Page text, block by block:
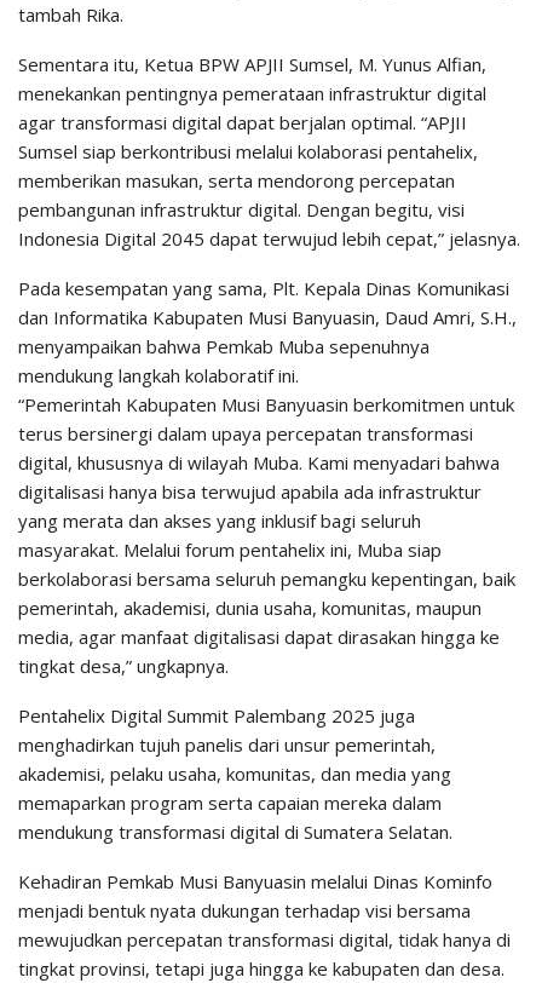
tambah Rika.
Sementara itu, Ketua BPW APJII Sumsel, M. Yunus Alfian,
menekankan pentingnya pemerataan infrastruktur digital
agar transformasi digital dapat berjalan optimal. “APJII
Sumsel siap berkontribusi melalui kolaborasi pentahelix,
memberikan masukan, serta mendorong percepatan
pembangunan infrastruktur digital. Dengan begitu, visi
Indonesia Digital 2045 dapat terwujud lebih cepat,” jelasnya.
Pada kesempatan yang sama, Plt. Kepala Dinas Komunikasi
dan Informatika Kabupaten Musi Banyuasin, Daud Amri, S.H.,
menyampaikan bahwa Pemkab Muba sepenuhnya
mendukung langkah kolaboratif ini.
“Pemerintah Kabupaten Musi Banyuasin berkomitmen untuk
terus bersinergi dalam upaya percepatan transformasi
digital, khususnya di wilayah Muba. Kami menyadari bahwa
digitalisasi hanya bisa terwujud apabila ada infrastruktur
yang merata dan akses yang inklusif bagi seluruh
masyarakat. Melalui forum pentahelix ini, Muba siap
berkolaborasi bersama seluruh pemangku kepentingan, baik
pemerintah, akademisi, dunia usaha, komunitas, maupun
media, agar manfaat digitalisasi dapat dirasakan hingga ke
tingkat desa,” ungkapnya.
Pentahelix Digital Summit Palembang 2025 juga
menghadirkan tujuh panelis dari unsur pemerintah,
akademisi, pelaku usaha, komunitas, dan media yang
memaparkan program serta capaian mereka dalam
mendukung transformasi digital di Sumatera Selatan.
Kehadiran Pemkab Musi Banyuasin melalui Dinas Kominfo
menjadi bentuk nyata dukungan terhadap visi bersama
mewujudkan percepatan transformasi digital, tidak hanya di
tingkat provinsi, tetapi juga hingga ke kabupaten dan desa.